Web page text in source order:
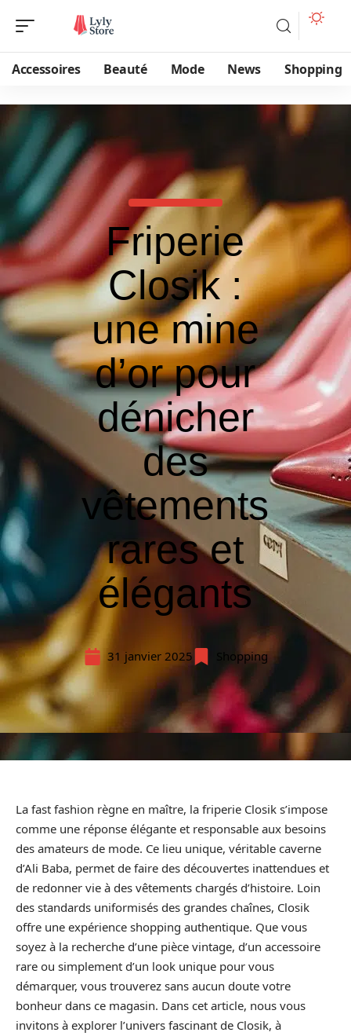
Accessoires Beauté Mode News Shopping
Friperie
Closik :
une mine
d’or pour
dénicher
des
vêtements
rares et
élégants
31 janvier 2025 Shopping
La fast fashion règne en maître, la friperie Closik s’impose
comme une réponse élégante et responsable aux besoins
des amateurs de mode. Ce lieu unique, véritable caverne
d’Ali Baba, permet de faire des découvertes inattendues et
de redonner vie à des vêtements chargés d’histoire. Loin
des standards uniformisés des grandes chaînes, Closik
offre une expérience shopping authentique. Que vous
soyez à la recherche d’une pièce vintage, d’un accessoire
rare ou simplement d’un look unique pour vous
démarquer, vous trouverez sans aucun doute votre
bonheur dans ce magasin. Dans cet article, nous vous
invitons à explorer l’univers fascinant de Closik, à